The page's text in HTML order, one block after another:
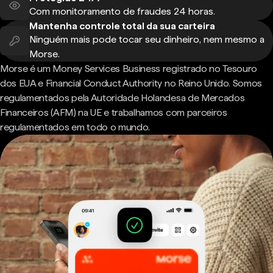
Com monitoramento de fraudes 24 horas.
Mantenha controle total da sua carteira
Ninguém mais pode tocar seu dinheiro, nem mesmo a
Morse.
Morse é um Money Services Business registrado no Tesouro
dos EUA e Financial Conduct Authority no Reino Unido. Somos
regulamentados pela Autoridade Holandesa de Mercados
Financeiros (AFM) na UE e trabalhamos com parceiros
regulamentados em todo o mundo.